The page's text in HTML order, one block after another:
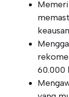
60.000